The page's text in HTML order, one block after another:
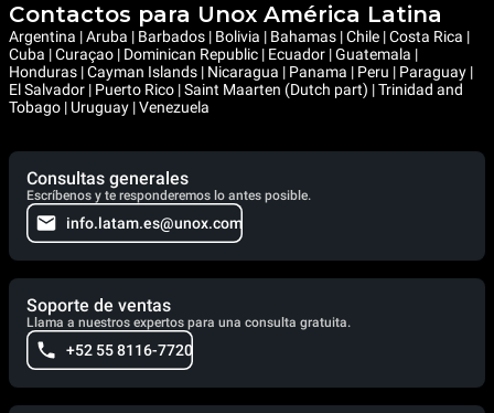
Contactos para Unox América Latina
Argentina | Aruba | Barbados | Bolivia | Bahamas | Chile | Costa Rica |
Cuba | Curaçao | Dominican Republic | Ecuador | Guatemala |
Honduras | Cayman Islands | Nicaragua | Panama | Peru | Paraguay |
El Salvador | Puerto Rico | Saint Maarten (Dutch part) | Trinidad and
Tobago | Uruguay | Venezuela
Consultas generales
Escríbenos y te responderemos lo antes posible.
info.latam.es@unox.com
Soporte de ventas
Llama a nuestros expertos para una consulta gratuita.
+52 55 8116-7720